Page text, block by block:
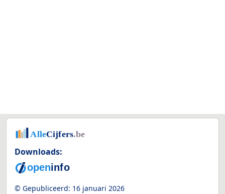
Downloads:
© Gepubliceerd: 16 januari 2026